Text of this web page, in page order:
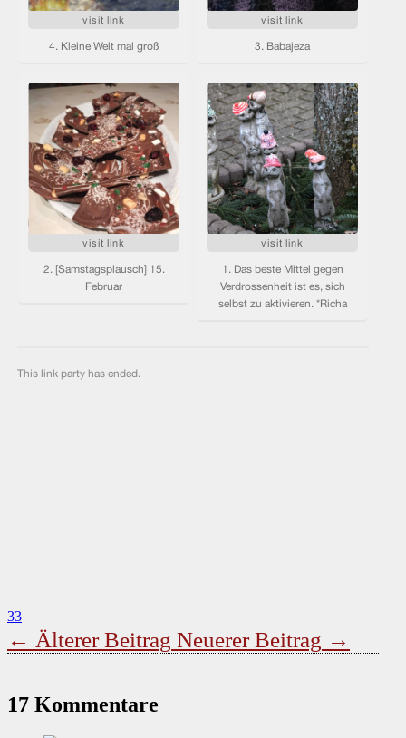
33
← Älterer Beitrag Neuerer Beitrag →
17 Kommentare